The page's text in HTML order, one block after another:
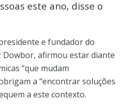
este ano, disse o
e fundador do
afirmou estar diante
“que mudam
a “encontrar soluções
a este contexto.